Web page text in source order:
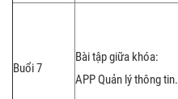
Buổi 7
Bài tập giữa khóa:
APP Quản lý thông tin.